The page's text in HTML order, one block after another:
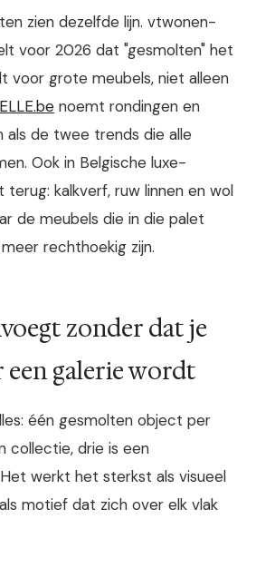
zien dezelfde lijn. vtwonen-
voor 2026 dat "gesmolten" het
voor grote meubels, niet alleen
ELLE.be noemt rondingen en
als de twee trends die alle
Ook in Belgische luxe-
terug: kalkverf, ruw linnen en wol
de meubels die in die palet
rechthoekig zijn.
zonder dat je
galerie wordt
één gesmolten object per
collectie, drie is een
werkt het sterkst als visueel
motief dat zich over elk vlak